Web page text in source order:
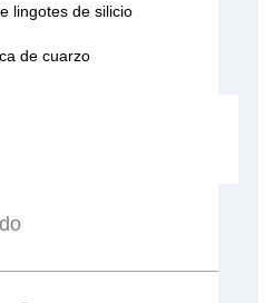
lingotes de silicio
de cuarzo